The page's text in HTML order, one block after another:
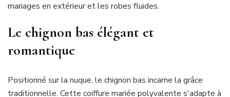
mariages en extérieur et les robes fluides.
Le chignon bas élégant et
romantique
Positionné sur la nuque, le chignon bas incarne la grâce
traditionnelle. Cette coiffure mariée polyvalente s'adapte à